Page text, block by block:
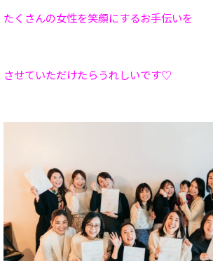
たくさんの女性を笑顔にするお手伝いを
させていただけたらうれしいです♡